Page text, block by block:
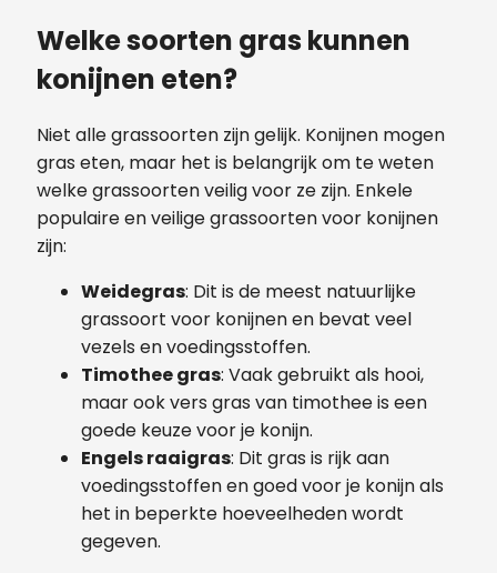
Welke soorten gras kunnen
konijnen eten?
Niet alle grassoorten zijn gelijk. Konijnen mogen
gras eten, maar het is belangrijk om te weten
welke grassoorten veilig voor ze zijn. Enkele
populaire en veilige grassoorten voor konijnen
zijn:
Weidegras: Dit is de meest natuurlijke
grassoort voor konijnen en bevat veel
vezels en voedingsstoffen.
Timothee gras: Vaak gebruikt als hooi,
maar ook vers gras van timothee is een
goede keuze voor je konijn.
Engels raaigras: Dit gras is rijk aan
voedingsstoffen en goed voor je konijn als
het in beperkte hoeveelheden wordt
gegeven.